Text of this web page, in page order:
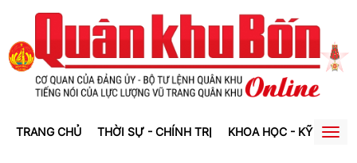
TRANG CHỦ THỜI SỰ - CHÍNH TRỊ KHOA HỌC - KỸ THUẬT